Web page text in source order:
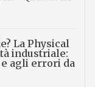
La Physical
industriale:
agli errori da